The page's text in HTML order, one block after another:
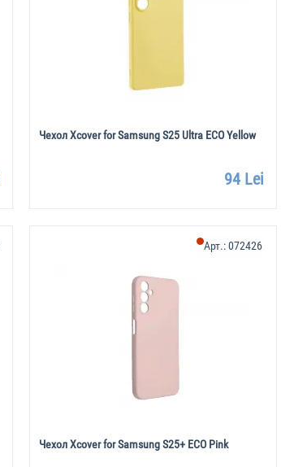
Чехол Xcover for Samsung S25 Ultra ECO Yellow
94 Lei
Чехол Xcover for Samsung S25+ ECO Pink
Арт.:072426